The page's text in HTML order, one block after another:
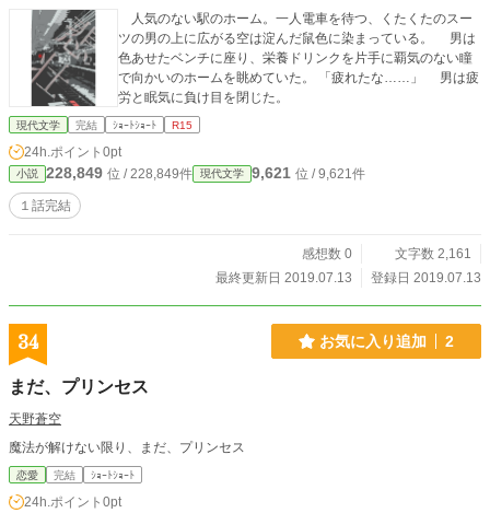
人気のない駅のホーム。一人電車を待つ、くたくたのスー
ツの男の上に広がる空は淀んだ鼠色に染まっている。 男は
色あせたベンチに座り、栄養ドリンクを片手に覇気のない瞳
で向かいのホームを眺めていた。 「疲れたな……」 男は疲
労と眠気に負け目を閉じた。
現代文学 完結 ｼｮｰﾄｼｮｰﾄ R15
24h.ポイント 0pt
小説 228,849 位 / 228,849件 現代文学 9,621 位 / 9,621件
１話完結
感想数 0
文字数 2,161
最終更新日 2019.07.13
登録日 2019.07.13
34 お気に入り追加 2
まだ、プリンセス
天野蒼空
魔法が解けない限り、まだ、プリンセス
恋愛 完結 ｼｮｰﾄｼｮｰﾄ
24h.ポイント 0pt